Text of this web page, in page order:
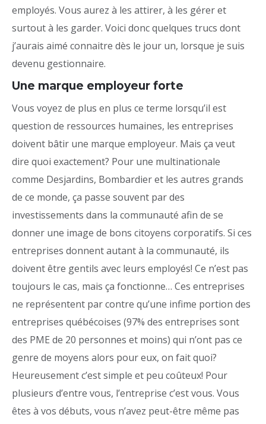
employés. Vous aurez à les attirer, à les gérer et
surtout à les garder. Voici donc quelques trucs dont
j’aurais aimé connaitre dès le jour un, lorsque je suis
devenu gestionnaire.
Une marque employeur forte
Vous voyez de plus en plus ce terme lorsqu’il est
question de ressources humaines, les entreprises
doivent bâtir une marque employeur. Mais ça veut
dire quoi exactement? Pour une multinationale
comme Desjardins, Bombardier et les autres grands
de ce monde, ça passe souvent par des
investissements dans la communauté afin de se
donner une image de bons citoyens corporatifs. Si ces
entreprises donnent autant à la communauté, ils
doivent être gentils avec leurs employés! Ce n’est pas
toujours le cas, mais ça fonctionne… Ces entreprises
ne représentent par contre qu’une infime portion des
entreprises québécoises (97% des entreprises sont
des PME de 20 personnes et moins) qui n’ont pas ce
genre de moyens alors pour eux, on fait quoi?
Heureusement c’est simple et peu coûteux! Pour
plusieurs d’entre vous, l’entreprise c’est vous. Vous
êtes à vos débuts, vous n’avez peut-être même pas